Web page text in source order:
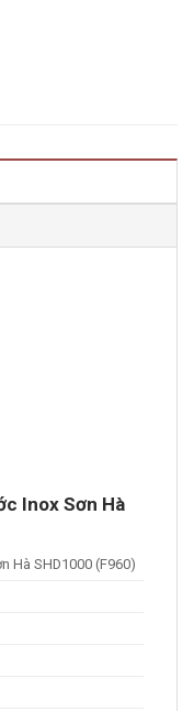
Inox Sơn Hà
Hà SHD1000 (F960)